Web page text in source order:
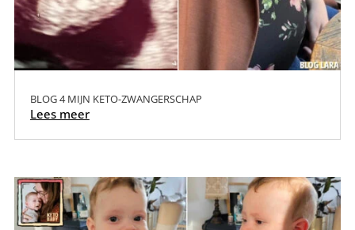
BLOG 4 MIJN KETO-ZWANGERSCHAP
Lees meer